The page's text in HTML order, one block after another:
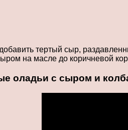
тертый сыр,
на масле до коричневой
оладьи с сыром и